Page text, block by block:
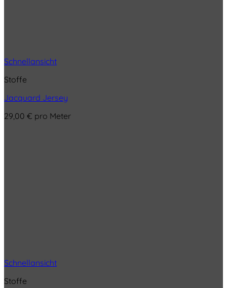
Schnellansicht
Stoffe
Jacquard Jersey
29,00 € pro Meter
Schnellansicht
Stoffe